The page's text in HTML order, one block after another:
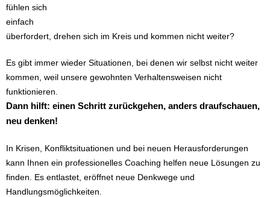
fühlen sich
einfach
überfordert, drehen sich im Kreis und kommen nicht weiter?
Es gibt immer wieder Situationen, bei denen wir selbst nicht weiter
kommen, weil unsere gewohnten Verhaltensweisen nicht
funktionieren.
Dann hilft: einen Schritt zurückgehen, anders draufschauen,
neu denken!
In Krisen, Konfliktsituationen und bei neuen Herausforderungen
kann Ihnen ein professionelles Coaching helfen neue Lösungen zu
finden. Es entlastet, eröffnet neue Denkwege und
Handlungsmöglichkeiten.